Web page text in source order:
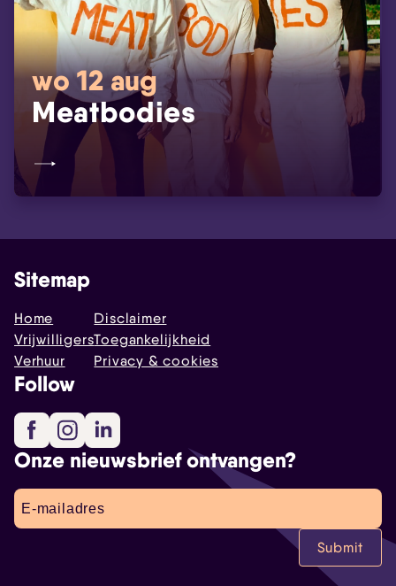
wo 12 aug
Meatbodies
Sitemap
Home
Vrijwilligers
Verhuur
Disclaimer
Toegankelijkheid
Privacy & cookies
Follow
FacebookInstagram
Onze nieuwsbrief ontvangen?